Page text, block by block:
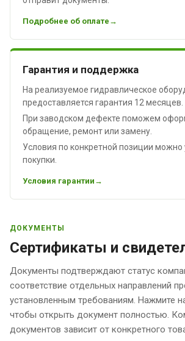
Подробнее об оплате
Гарантия и поддержка
На реализуемое гидравлическое
предоставляется гарантия 12 месяцев.
При заводском дефекте поможем
обращение, ремонт или замену.
Условия по конкретной позиции можно
покупки.
Условия гарантии
ДОКУМЕНТЫ
Сертификаты и
Документы подтверждают статус
соответствие отдельных направлений
установленным требованиям. Нажмите
чтобы открыть документ полностью.
документов зависит от конкретного